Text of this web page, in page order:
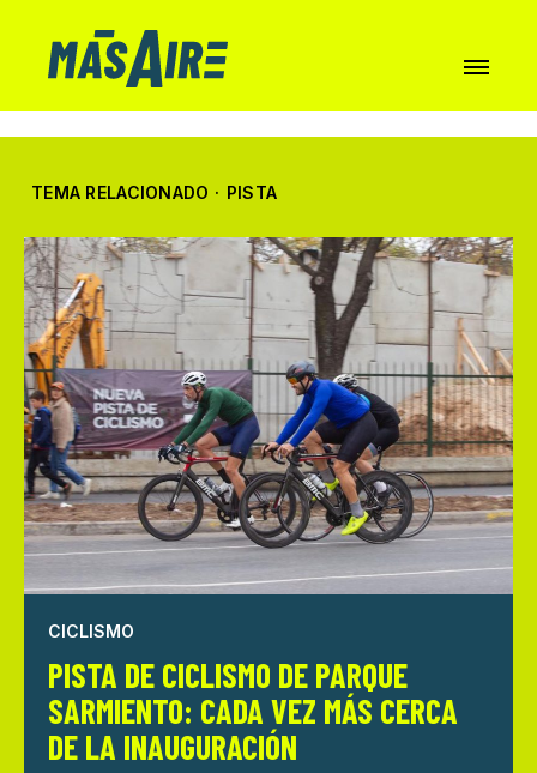
TEMA RELACIONADO · PISTA
CICLISMO
PISTA DE CICLISMO DE PARQUE
SARMIENTO: CADA VEZ MÁS CERCA
DE LA INAUGURACIÓN